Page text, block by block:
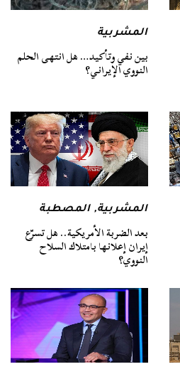
المشربية
بين نفي وتأكيد… هل انتهى الحلم
النووي الإيراني؟
المشربية,المصطبة
بعد الضربة الأمريكية.. هل تسرّع
إيران إعلانها بامتلاك السلاح
النووي؟